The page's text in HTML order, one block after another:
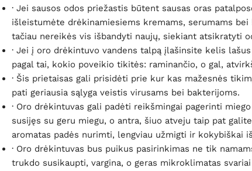
· Jei sausos odos priežastis būtent sausas oras
išleistumėte drėkinamiesiems kremams, serumams
tačiau nereikės vis išbandyti naujų, siekiant atsikratyti
· Jei į oro drėkintuvo vandens talpą įlašinsite kelis
pagal tai, kokio poveikio tikitės: raminančio, o gal,
· Šis prietaisas gali prisidėti prie kur kas mažesnės
pati geriausia sąlyga veistis virusams bei bakterijoms.
· Oro drėkintuvas gali padėti reikšmingai pagerinti
susijęs su geru miegu, o antra, šiuo atveju taip pat
aromatas padės nurimti, lengviau užmigti ir kokybiškai
· Oro drėkintuvas bus puikus pasirinkimas ne tik
trukdo susikaupti, vargina, o geras mikroklimatas